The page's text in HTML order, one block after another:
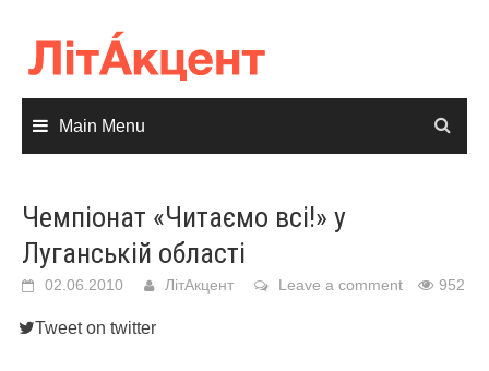
content
Main Menu
Чемпіонат «Читаємо всі!» у
Луганській області
02.06.2010 ЛітАкцент Leave a comment 952
Tweet on twitter